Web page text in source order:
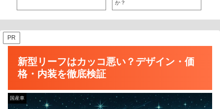
PR
新型リーフはカッコ悪い？デザイン・価
格・内装を徹底検証
国産車